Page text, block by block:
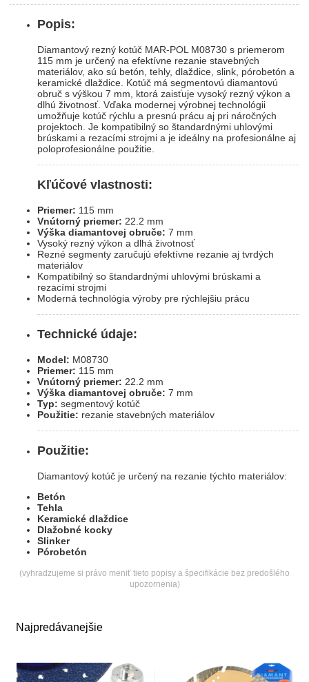
Najpredávanejšie
Popis:
Diamantový rezný kotúč MAR-POL M08730 s priemerom
115 mm je určený na efektívne rezanie stavebných
materiálov, ako sú betón, tehly, dlaždice, slink, pórobetón a
keramické dlaždice. Kotúč má segmentovú diamantovú
obruč s výškou 7 mm, ktorá zaisťuje vysoký rezný výkon a
dlhú životnosť. Vďaka modernej výrobnej technológii
umožňuje kotúč rýchlu a presnú prácu aj pri náročných
projektoch. Je kompatibilný so štandardnými uhlovými
brúskami a rezacími strojmi a je ideálny na profesionálne aj
poloprofesionálne použitie.
Kľúčové vlastnosti:
Priemer: 115 mm
Vnútorný priemer: 22.2 mm
Výška diamantovej obruče: 7 mm
Vysoký rezný výkon a dlhá životnosť
Rezné segmenty zaručujú efektívne rezanie aj tvrdých
materiálov
Kompatibilný so štandardnými uhlovými brúskami a
rezacími strojmi
Moderná technológia výroby pre rýchlejšiu prácu
Technické údaje:
Model: M08730
Priemer: 115 mm
Vnútorný priemer: 22.2 mm
Výška diamantovej obruče: 7 mm
Typ: segmentový kotúč
Použitie: rezanie stavebných materiálov
Použitie:
Diamantový kotúč je určený na rezanie týchto materiálov:
Betón
Tehla
Keramické dlaždice
Dlažobné kocky
Slinker
Pórobetón
(vyhradzujeme si právo meniť tieto popisy a špecifikácie bez predošlého
upozornenia)